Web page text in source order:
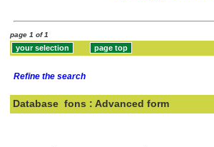
page 1 of 1
Refine the search
Database fons : Advanced form